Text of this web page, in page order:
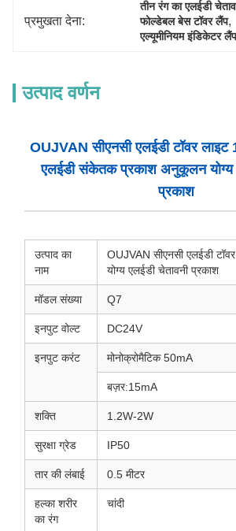
प्रमुखता देना:
तीन रंग का एलईडी
फोल्डेबल बेस टॉवर लैंप,
एल्यूमीनियम इंडिकेटर
उत्पाद वर्णन
OUJVAN सीएनसी एलईडी टॉवर
एलईडी संकेतक प्रकाश अनुकूलन योग्य
प्रकाश
उत्पाद का
नाम
OUJVAN सीएनसी एलईडी
योग्य एलईडी चेतावनी प्रकाश
मॉडल संख्या Q7
इनपुट वोल्ट DC24V
इनपुट करंट मोनोक्रोमैटिक 50mA
बज़र:15mA
शक्ति 1.2W-2W
सुरक्षा ग्रेड IP50
तार की लंबाई 0.5 मीटर
हल्का शरीर
का रंग
चांदी